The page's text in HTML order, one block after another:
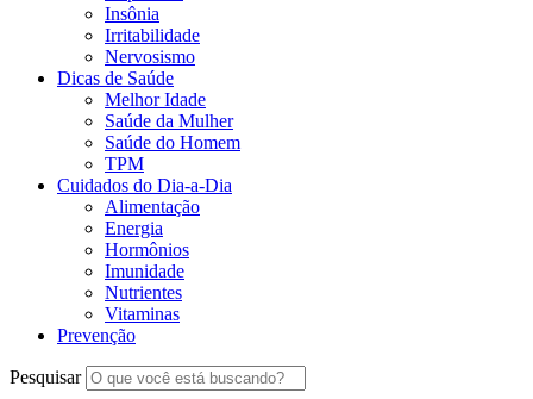
Insônia
Irritabilidade
Nervosismo
Dicas de Saúde
Melhor Idade
Saúde da Mulher
Saúde do Homem
TPM
Cuidados do Dia-a-Dia
Alimentação
Energia
Hormônios
Imunidade
Nutrientes
Vitaminas
Prevenção
Pesquisar